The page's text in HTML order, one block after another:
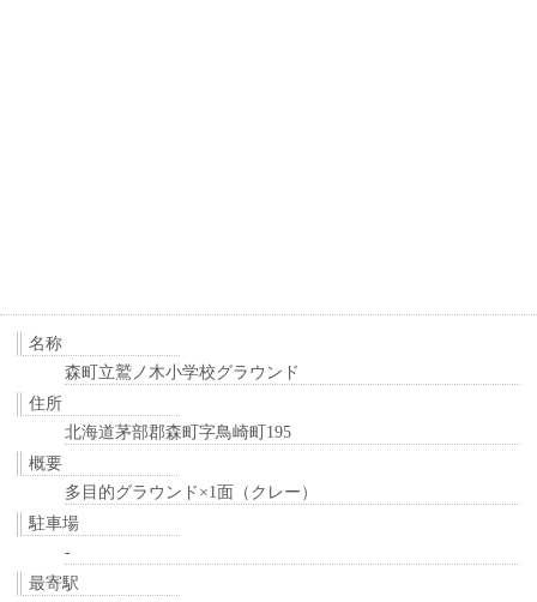
名称
森町立鷲ノ木小学校グラウンド
住所
北海道茅部郡森町字鳥崎町195
概要
多目的グラウンド×1面（クレー）
駐車場
-
最寄駅